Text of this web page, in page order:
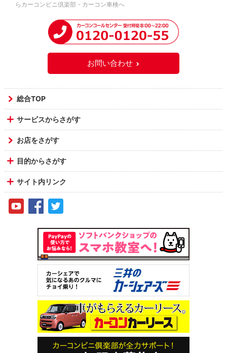
らカーコンビニ倶楽部・カーコン車検へ
お問い合わせ
総合TOP
サービスからさがす
お店をさがす
目的からさがす
サイト内リンク